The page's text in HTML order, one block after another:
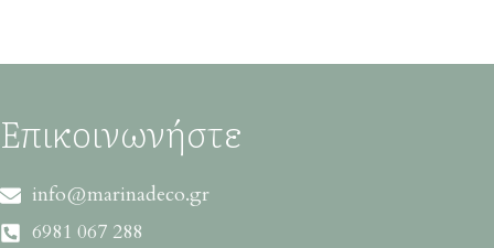
Επικοινωνήστε
info@marinadeco.gr
6981 067 288